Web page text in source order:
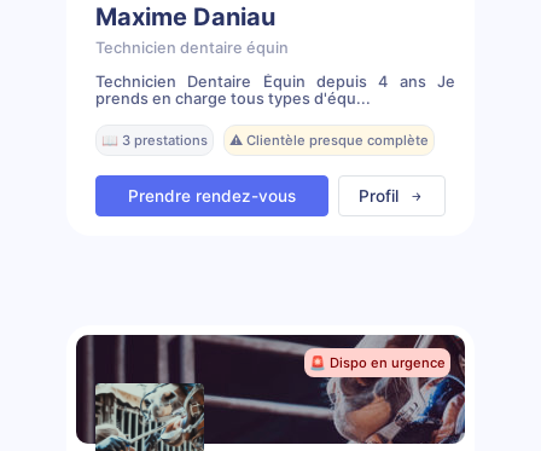
Maxime Daniau
Technicien dentaire équin
Technicien Dentaire Équin depuis 4 ans Je
prends en charge tous types d'équ...
📖 3 prestations ⚠️ Clientèle presque complète
Prendre rendez-vous Profil
🚨 Dispo en urgence